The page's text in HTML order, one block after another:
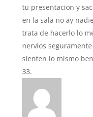
tu presentacion y
en la sala no ay
trata de hacerlo lo
nervios
sienten lo mismo